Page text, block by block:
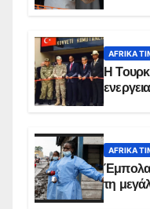
AFRIKA
Η
AFRIKA
Έμπολα
τη